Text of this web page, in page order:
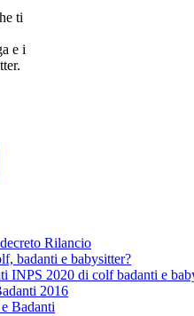
ti
e i
Rilancio
badanti e babysitter?
INPS 2020 di colf badanti e
2016
Badanti